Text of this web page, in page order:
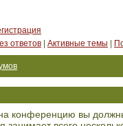
ответов
Активные темы
конференцию вы